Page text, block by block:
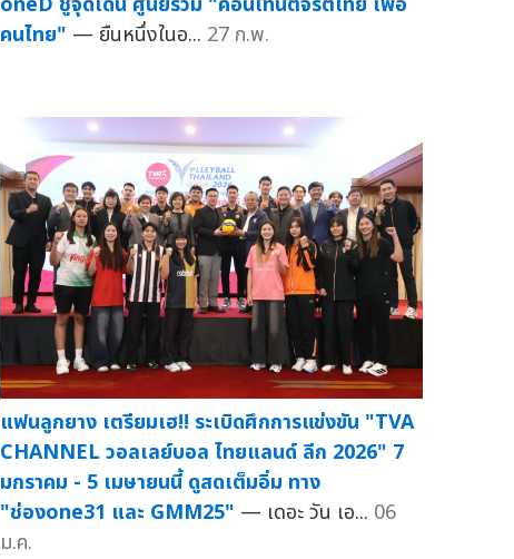
คนไทย" — ยืนหนึ่งในอ... 27 ก.พ.
แฟนลูกยาง เตรียมเฮ!! ระเบิดศึกการแข่งขัน "TVA
CHANNEL วอลเลย์บอล ไทยแลนด์ ลีก 2026" 7
มกราคม - 5 เมษายนนี้ ดูสดเต็มอิ่ม ทาง
"ช่องone31 และ GMM25" — เดอะ วัน เอ... 06
ม.ค.